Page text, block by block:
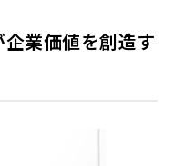
業価値を創造す